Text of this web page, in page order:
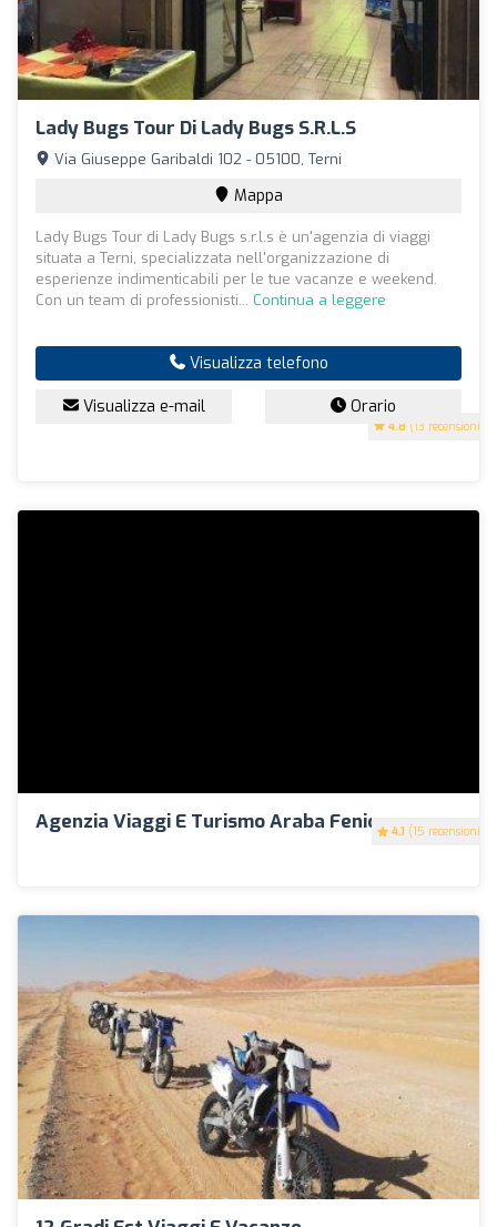
Lady Bugs Tour Di Lady Bugs S.r.l.s
4.8 (13 recensioni)
Via Giuseppe Garibaldi 102 - 05100, Terni
Mappa
Lady Bugs Tour di Lady Bugs s.r.l.s è un'agenzia di viaggi
situata a Terni, specializzata nell'organizzazione di
esperienze indimenticabili per le tue vacanze e weekend.
Con un team di professionisti... Continua a leggere
Visualizza telefono
Visualizza e-mail Orario
Agenzia Viaggi E Turismo Araba Fenice 4.1 (15 recensioni)